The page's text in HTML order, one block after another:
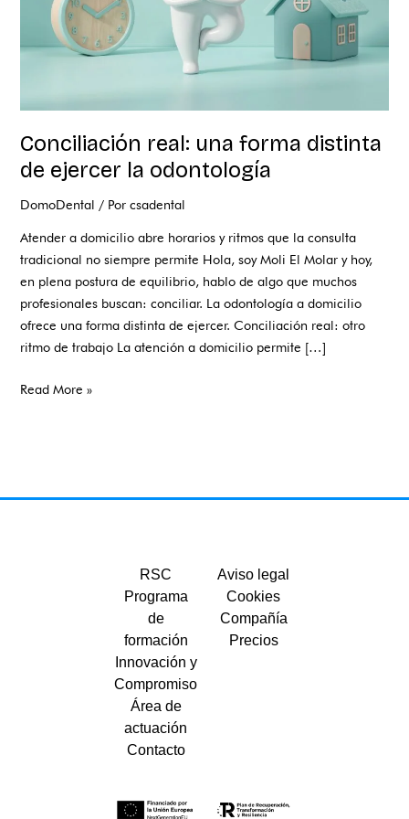
Conciliación real: una forma distinta
de ejercer la odontología
DomoDental / Porcsadental
Atender a domicilio abre horarios y ritmos que la consulta
tradicional no siempre permite Hola, soy Moli El Molar y hoy,
en plena postura de equilibrio, hablo de algo que muchos
profesionales buscan: conciliar. La odontología a domicilio
ofrece una forma distinta de ejercer. Conciliación real: otro
ritmo de trabajo La atención a domicilio permite […]
odontología
Read More »
RSC
Programa
de
formación
Innovación y
Compromiso
Área de
actuación
Contacto
Aviso legal
Cookies
Compañía
Precios